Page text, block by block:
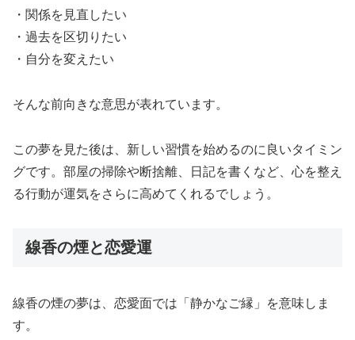
・関係を見直したい
・過去を区切りたい
・自分を変えたい
そんな前向きな意思が表れています。
この夢を見た後は、新しい習慣を始めるのに良いタイミン
グです。部屋の掃除や断捨離、日記を書くなど、心を整え
る行動が運気をさらに高めてくれるでしょう。
線香の煙と恋愛運
線香の煙の夢は、恋愛面では「静かなご縁」を意味しま
す。